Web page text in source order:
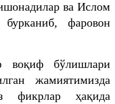
ва Ислом
бурканиб, фаровон
воқиф бўлишлари
жамиятимизда
фикрлар ҳақида